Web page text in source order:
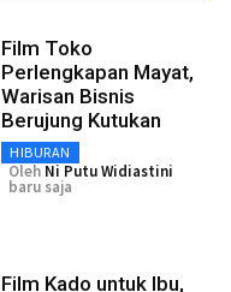
Film Toko
Perlengkapan Mayat,
Warisan Bisnis
Berujung Kutukan
HIBURAN
Oleh Ni Putu Widiastini
baru saja
Film Kado untuk Ibu,